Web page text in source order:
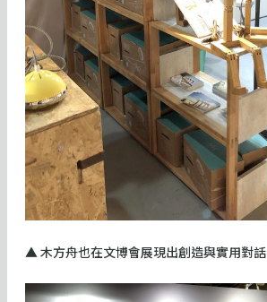
▲ 木方舟也在文博會展現出創造與實用對話